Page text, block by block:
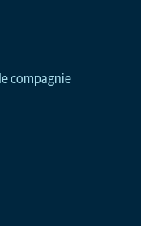
compagnie